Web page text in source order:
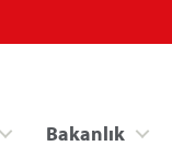
Bakanlık